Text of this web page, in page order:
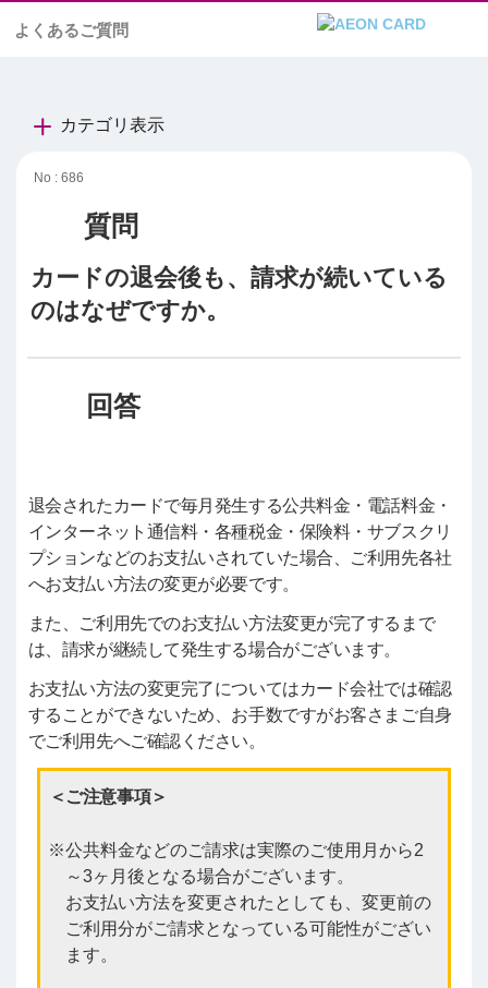
よくあるご質問
カテゴリ表示
No : 686
カードの退会後も、請求が続いている
のはなぜですか。
退会されたカードで毎月発生する公共料金・電話料金・
インターネット通信料・各種税金・保険料・サブスクリ
プションなどのお支払いされていた場合、ご利用先各社
へお支払い方法の変更が必要です。
また、ご利用先でのお支払い方法変更が完了するまで
は、請求が継続して発生する場合がございます。
お支払い方法の変更完了についてはカード会社では確認
することができないため、お手数ですがお客さまご自身
でご利用先へご確認ください。
＜ご注意事項＞
公共料金などのご請求は実際のご使用月から2
～3ヶ月後となる場合がございます。
お支払い方法を変更されたとしても、変更前の
ご利用分がご請求となっている可能性がござい
ます。